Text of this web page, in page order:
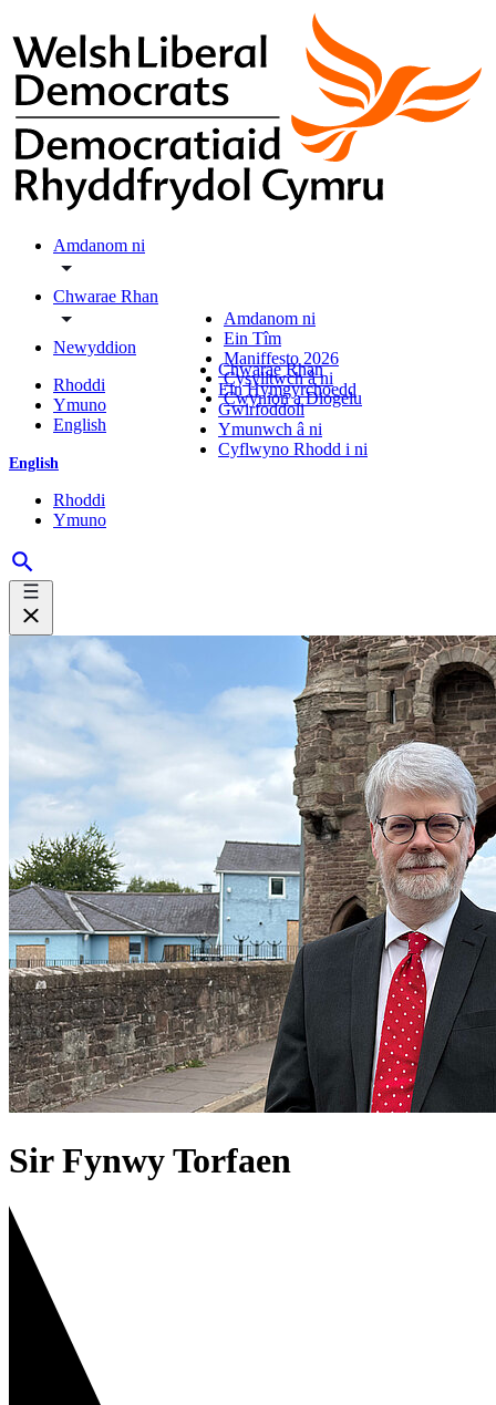
Amdanom ni
Chwarae Rhan
Newyddion
Rhoddi
Ymuno
English
English
Rhoddi
Ymuno
Amdanom ni
Ein Tîm
Maniffesto 2026
Cysylltwch â ni
Cwynion a Diogelu
Chwarae Rhan
Ein Hymgyrchoedd
Gwirfoddoli
Ymunwch â ni
Cyflwyno Rhodd i ni
Sir Fynwy Torfaen